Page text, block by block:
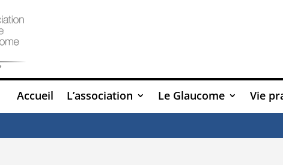
Accueil L’association Le Glaucome Vie